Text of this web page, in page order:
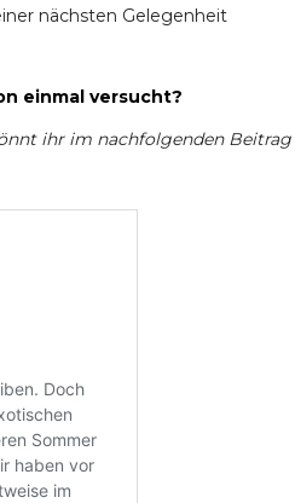
nächsten Gelegenheit
einmal versucht?
ihr im nachfolgenden Beitrag